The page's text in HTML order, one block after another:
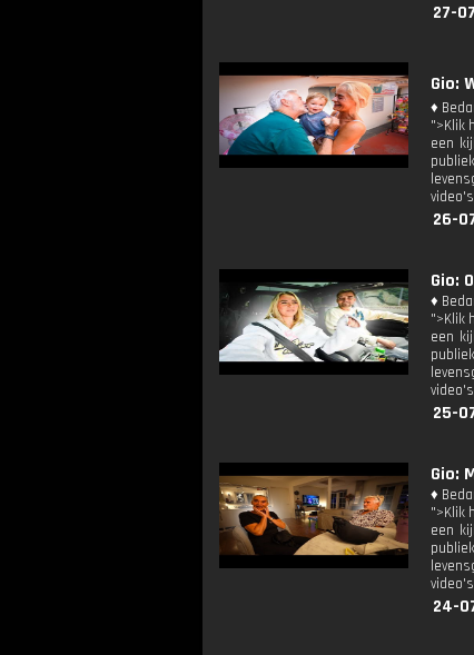
27-
Gio:
♦
">Klik
een
26-
Gio:
♦
">Klik
een
25-
Gio:
♦
">Klik
een
24-